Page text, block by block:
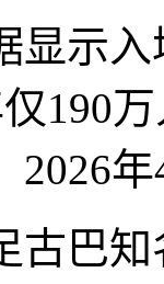
显示
190
2026
古巴